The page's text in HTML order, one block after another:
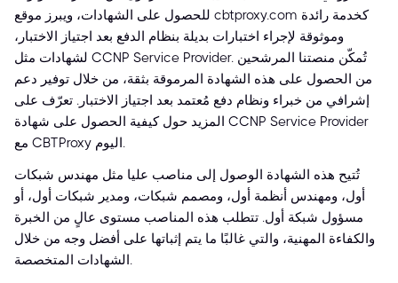
للحصول على الشهادات، ويبرز موقع cbtproxy.com كخدمة رائدة
وموثوقة لإجراء اختبارات بديلة بنظام الدفع بعد اجتياز الاختبار،
لشهادات مثل CCNP Service Provider. تُمكّن منصتنا المرشحين
من الحصول على هذه الشهادة المرموقة بثقة، من خلال توفير دعم
إشرافي من خبراء ونظام دفع مُعتمد بعد اجتياز الاختبار. تعرّف على
المزيد حول كيفية الحصول على شهادة CCNP Service Provider
مع CBTProxy اليوم.
تُتيح هذه الشهادة الوصول إلى مناصب عليا مثل مهندس شبكات
أول، ومهندس أنظمة أول، ومصمم شبكات، ومدير شبكات أول، أو
مسؤول شبكة أول. تتطلب هذه المناصب مستوى عالٍ من الخبرة
والكفاءة المهنية، والتي غالبًا ما يتم إثباتها على أفضل وجه من خلال
الشهادات المتخصصة.